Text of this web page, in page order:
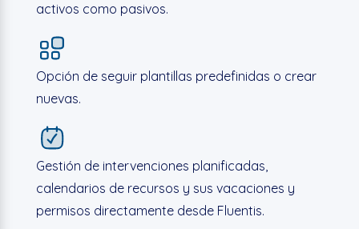
activos como pasivos.
Opción de seguir plantillas predefinidas o crear
nuevas.
Gestión de intervenciones planificadas,
calendarios de recursos y sus vacaciones y
permisos directamente desde Fluentis.